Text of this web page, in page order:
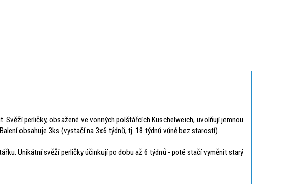
perličky, obsažené ve vonných polštářcích Kuschelweich, uvolňují jemnou
obsahuje 3ks (vystačí na 3x6 týdnů, tj. 18 týdnů vůně bez starostí).
Unikátní svěží perličky účinkují po dobu až 6 týdnů - poté stačí vyměnit starý